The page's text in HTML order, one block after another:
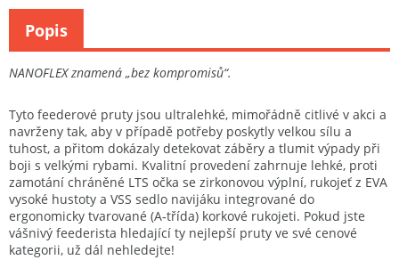
NANOFLEX znamená „bez kompromisů“.
Tyto feederové pruty jsou ultralehké, mimořádně citlivé v akci a
navrženy tak, aby v případě potřeby poskytly velkou sílu a
tuhost, a přitom dokázaly detekovat záběry a tlumit výpady při
boji s velkými rybami. Kvalitní provedení zahrnuje lehké, proti
zamotání chráněné LTS očka se zirkonovou výplní, rukojeť z EVA
vysoké hustoty a VSS sedlo navijáku integrované do
ergonomicky tvarované (A‑třída) korkové rukojeti. Pokud jste
vášnivý feederista hledající ty nejlepší pruty ve své cenové
kategorii, už dál nehledejte!
Popis